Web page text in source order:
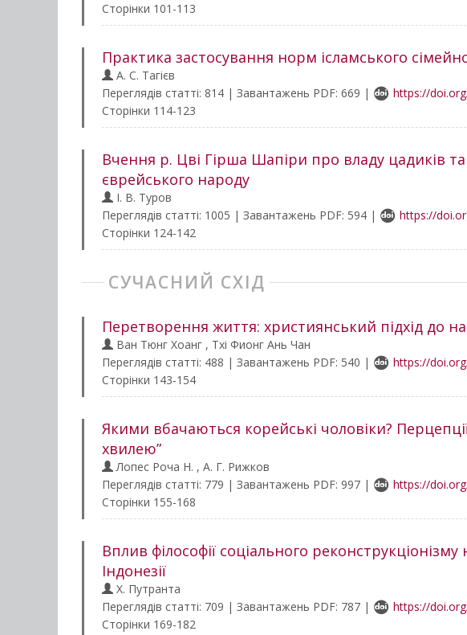
Сторінки 101-113
Практика застосування норм ісламського
А. С. Тагієв
Переглядів статті: 814 | Завантажень PDF: 669 |
https://
Сторінки 114-123
Вчення р. Цві Гірша Шапіри про владу цадиків
єврейського народу
І. В. Туров
Переглядів статті: 1005 | Завантажень PDF: 594 |
https://
Сторінки 124-142
СУЧАСНИЙ СХІД
Перетворення життя: християнський підхід до
Ван Тюнг Хоанг , Тхі Фионг Ань Чан
Переглядів статті: 488 | Завантажень PDF: 540 |
https://
Сторінки 143-154
Якими вбачаються корейські чоловіки?
хвилею”
Лопес Роча Н. , А. Г. Рижков
Переглядів статті: 779 | Завантажень PDF: 997 |
https://
Сторінки 155-168
Вплив філософії соціального
Індонезії
Х. Путранта
Переглядів статті: 709 | Завантажень PDF: 787 |
https://
Сторінки 169-182